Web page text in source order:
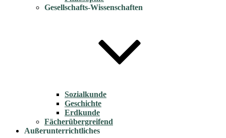
Gesellschafts-Wissenschaften
Sozialkunde
Geschichte
Erdkunde
Fächerübergreifend
Außerunterrichtliches